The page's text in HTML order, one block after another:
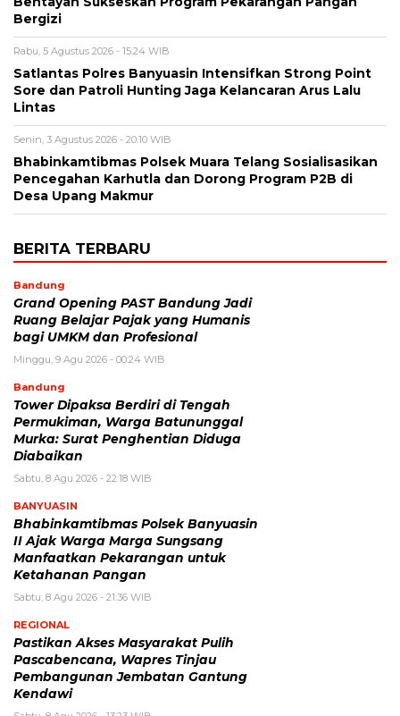
Bergizi
Rabu, 5 Agustus 2026 - 15:24 WIB
Satlantas Polres Banyuasin Intensifkan Strong Point
Sore dan Patroli Hunting Jaga Kelancaran Arus Lalu
Lintas
Senin, 3 Agustus 2026 - 20:10 WIB
Bhabinkamtibmas Polsek Muara Telang Sosialisasikan
Pencegahan Karhutla dan Dorong Program P2B di
Desa Upang Makmur
BERITA TERBARU
Bandung
Grand Opening PAST Bandung Jadi
Ruang Belajar Pajak yang Humanis
bagi UMKM dan Profesional
Minggu, 9 Agu 2026 - 00:24 WIB
Bandung
Tower Dipaksa Berdiri di Tengah
Permukiman, Warga Batununggal
Murka: Surat Penghentian Diduga
Diabaikan
Sabtu, 8 Agu 2026 - 22:18 WIB
BANYUASIN
Bhabinkamtibmas Polsek Banyuasin
II Ajak Warga Marga Sungsang
Manfaatkan Pekarangan untuk
Ketahanan Pangan
Sabtu, 8 Agu 2026 - 21:36 WIB
REGIONAL
Pastikan Akses Masyarakat Pulih
Pascabencana, Wapres Tinjau
Pembangunan Jembatan Gantung
Kendawi